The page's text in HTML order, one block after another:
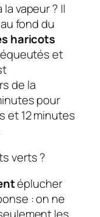
vapeur ? Il
fond du
haricots
et
de la
pour
et 12 minutes
verts ?
éplucher
: on ne